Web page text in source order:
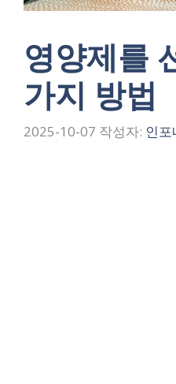
영양제를
가지 방법
2025-10-07 작성자: 인